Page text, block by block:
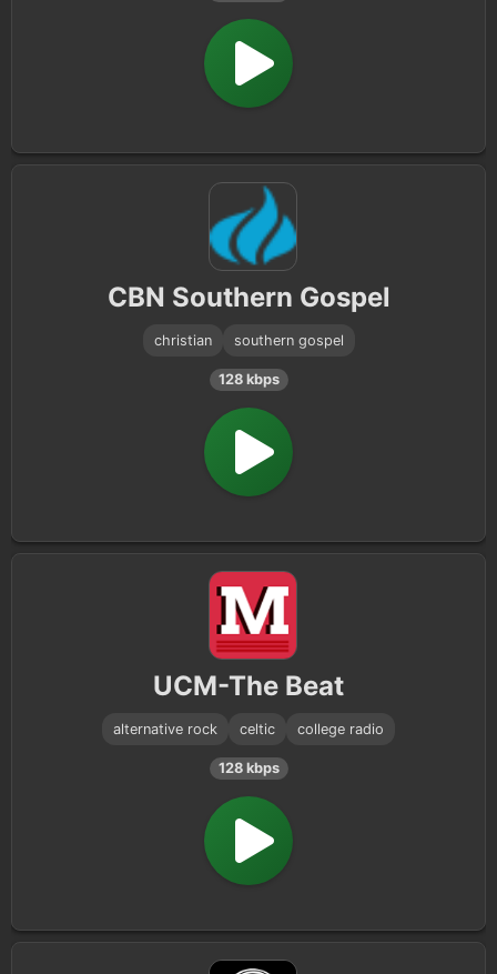
CBN Southern Gospel
christian southern gospel
128 kbps
UCM-The Beat
alternative rock celtic college radio
128 kbps